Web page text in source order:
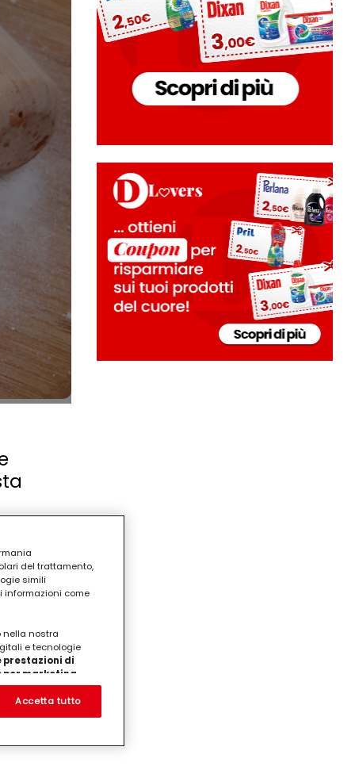
e i fiori
del trattamento,
simili
informazioni come
nella nostra
e tecnologie
prestazioni di
per marketing
noi
su siti Web di
potrebbero essere
nonché per
Accetta tutto